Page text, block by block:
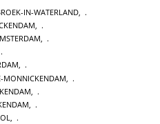
IN-WATERLAND,
,
,
,
MONNICKENDAM